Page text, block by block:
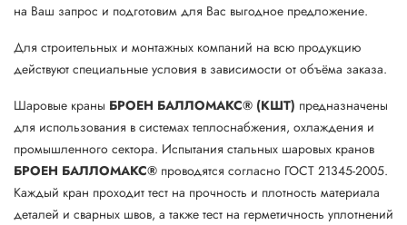
на Ваш запрос и подготовим для Вас выгодное предложение.
Для строительных и монтажных компаний на всю продукцию
действуют специальные условия в зависимости от объёма заказа.
Шаровые краны БРОЕН БАЛЛОМАКС® (КШТ) предназначены
для использования в системах теплоснабжения, охлаждения и
промышленного сектора. Испытания стальных шаровых кранов
БРОЕН БАЛЛОМАКС® проводятся согласно ГОСТ 21345-2005.
Каждый кран проходит тест на прочность и плотность материала
деталей и сварных швов, а также тест на герметичность уплотнений